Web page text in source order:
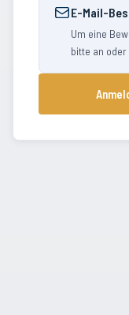
E-Mail-
Um eine
bitte an